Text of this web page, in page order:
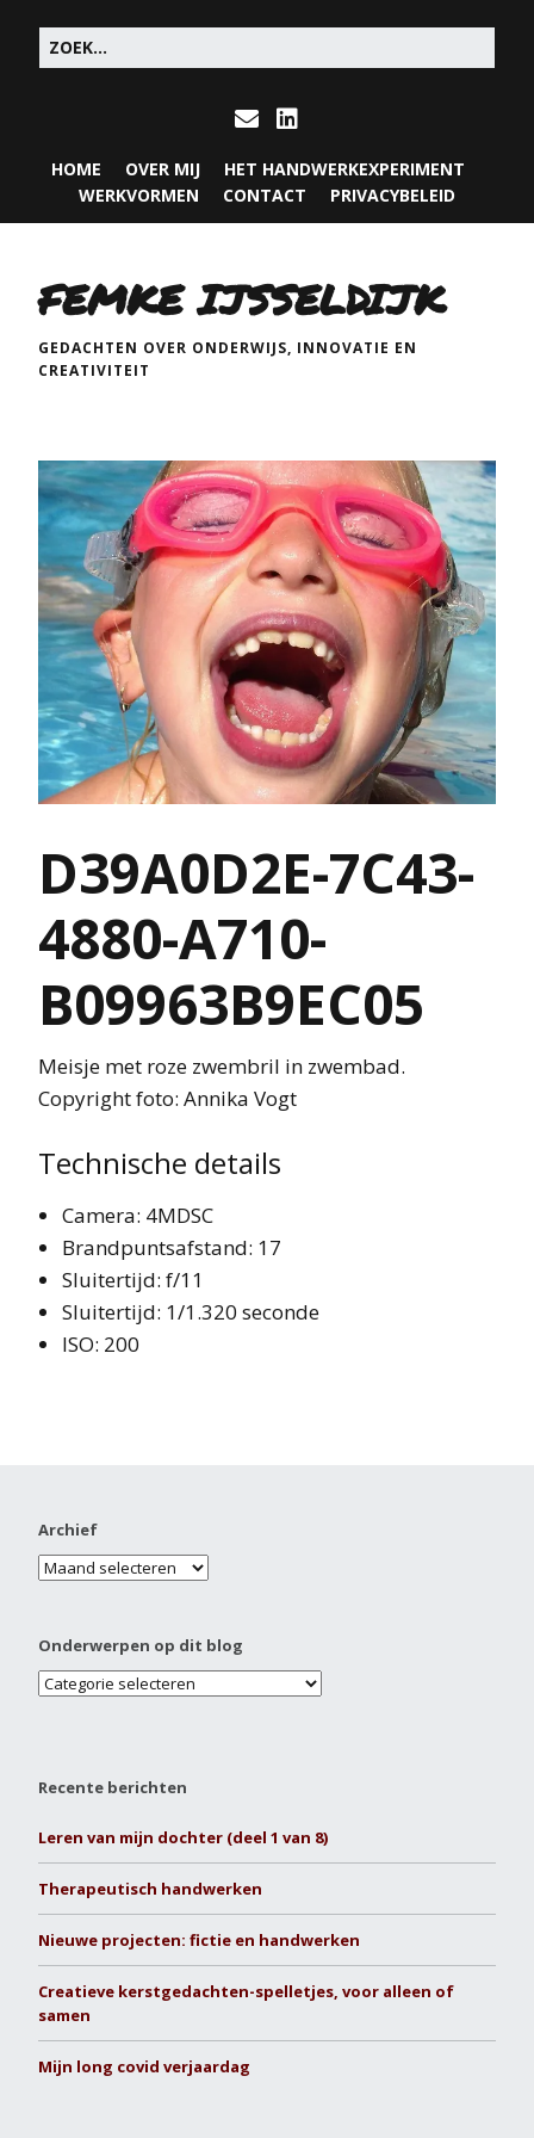
HOME OVER MIJ
HET HANDWERKEXPERIMENT
WERKVORMEN
CONTACT PRIVACYBELEID
FEMKE IJSSELDIJK
GEDACHTEN OVER ONDERWIJS, INNOVATIE EN
CREATIVITEIT
D39A0D2E-7C43-
4880-A710-
B09963B9EC05
Meisje met roze zwembril in zwembad.
Copyright foto: Annika Vogt
Technische details
Camera: 4MDSC
Brandpuntsafstand: 17
Sluitertijd: f/11
Sluitertijd: 1/1.320 seconde
ISO: 200
Archief
Onderwerpen op dit blog
Recente berichten
Leren van mijn dochter (deel 1 van 8)
Therapeutisch handwerken
Nieuwe projecten: fictie en handwerken
Creatieve kerstgedachten-spelletjes, voor alleen of
samen
Mijn long covid verjaardag